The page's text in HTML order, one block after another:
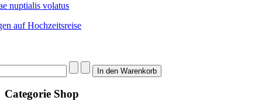
nuptialis volatus
auf Hochzeitsreise
Categorie Shop